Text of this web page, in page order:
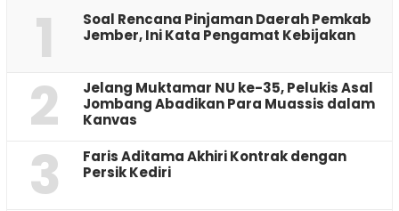
1
‎Soal Rencana Pinjaman Daerah Pemkab
Jember, Ini Kata Pengamat Kebijakan ‎
2
Jelang Muktamar NU ke-35, Pelukis Asal
Jombang Abadikan Para Muassis dalam
Kanvas
3
Faris Aditama Akhiri Kontrak dengan
Persik Kediri